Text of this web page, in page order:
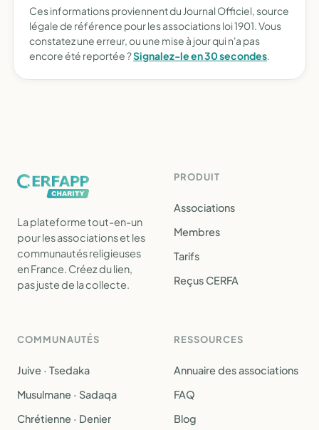
Ces informations proviennent du Journal Officiel, source
légale de référence pour les associations loi 1901. Vous
constatez une erreur, ou une mise à jour qui n'a pas
encore été reportée ?Signalez-le en 30 secondes.
La plateforme tout-en-un
pour les associations et les
communautés religieuses
en France. Créez du lien,
pas juste de la collecte.
PRODUIT
Associations
Membres
Tarifs
Reçus CERFA
COMMUNAUTÉS
Juive · Tsedaka
Musulmane · Sadaqa
Chrétienne · Denier
RESSOURCES
Annuaire des associations
FAQ
Blog